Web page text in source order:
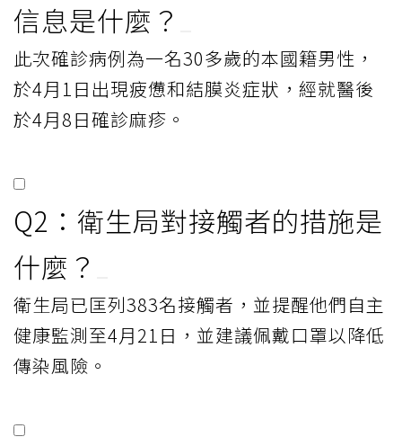
信息是什麼？
此次確診病例為一名30多歲的本國籍男性，
於4月1日出現疲憊和結膜炎症狀，經就醫後
於4月8日確診麻疹。
Q2：衛生局對接觸者的措施是
什麼？
衛生局已匡列383名接觸者，並提醒他們自主
健康監測至4月21日，並建議佩戴口罩以降低
傳染風險。